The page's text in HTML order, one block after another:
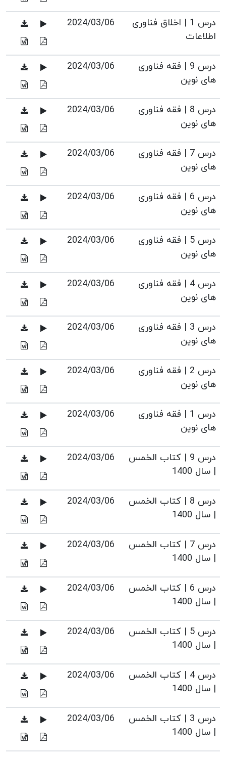
درس 1 | اخلاق فناوری
اطلاعات
2024/03/06
درس 9 | فقه فناوری
های نوین
2024/03/06
درس 8 | فقه فناوری
های نوین
2024/03/06
درس 7 | فقه فناوری
های نوین
2024/03/06
درس 6 | فقه فناوری
های نوین
2024/03/06
درس 5 | فقه فناوری
های نوین
2024/03/06
درس 4 | فقه فناوری
های نوین
2024/03/06
درس 3 | فقه فناوری
های نوین
2024/03/06
درس 2 | فقه فناوری
های نوین
2024/03/06
درس 1 | فقه فناوری
های نوین
2024/03/06
درس 9 | کتاب الخمس
| سال 1400
2024/03/06
درس 8 | کتاب الخمس
| سال 1400
2024/03/06
درس 7 | کتاب الخمس
| سال 1400
2024/03/06
درس 6 | کتاب الخمس
| سال 1400
2024/03/06
درس 5 | کتاب الخمس
| سال 1400
2024/03/06
درس 4 | کتاب الخمس
| سال 1400
2024/03/06
درس 3 | کتاب الخمس
| سال 1400
2024/03/06